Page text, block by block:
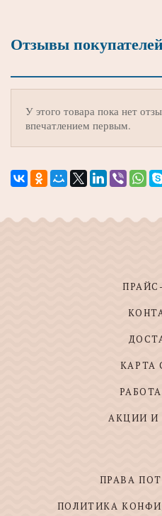
Отзывы покупателей
У этого товара пока нет
впечатлением первым.
КАРТА
АКЦИИ И
ПРАВА
ПОЛИТИКА